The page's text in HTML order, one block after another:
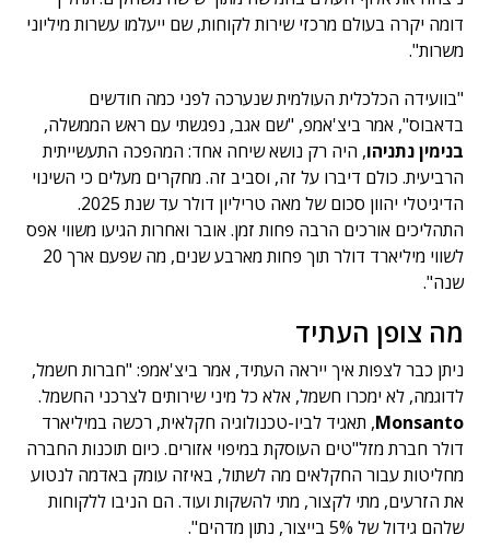
דומה יקרה בעולם מרכזי שירות לקוחות, שם ייעלמו עשרות מיליוני
משרות".
"בוועידה הכלכלית העולמית שנערכה לפני כמה חודשים
בדאבוס", אמר ביצ'אמפ, "שם אגב, נפגשתי עם ראש הממשלה,
בנימין נתניהו, היה רק נושא שיחה אחד: המהפכה התעשייתית
הרביעית. כולם דיברו על זה, וסביב זה. מחקרים מעלים כי השינוי
הדיגיטלי יהוון סכום של מאה טריליון דולר עד שנת 2025.
התהליכים אורכים הרבה פחות זמן. אובר ואחרות הגיעו משווי אפס
לשווי מיליארד דולר תוך פחות מארבע שנים, מה שפעם ארך 20
שנה".
מה צופן העתיד
ניתן כבר לצפות איך ייראה העתיד, אמר ביצ'אמפ: "חברות חשמל,
לדוגמה, לא ימכרו חשמל, אלא כל מיני שירותים לצרכני החשמל.
Monsanto, תאגיד לביו-טכנולוגיה חקלאית, רכשה במיליארד
דולר חברת מזל"טים העוסקת במיפוי אזורים. כיום תוכנות החברה
מחליטות עבור החקלאים מה לשתול, באיזה עומק באדמה לנטוע
את הזרעים, מתי לקצור, מתי להשקות ועוד. הם הניבו ללקוחות
שלהם גידול של 5% בייצור, נתון מדהים".